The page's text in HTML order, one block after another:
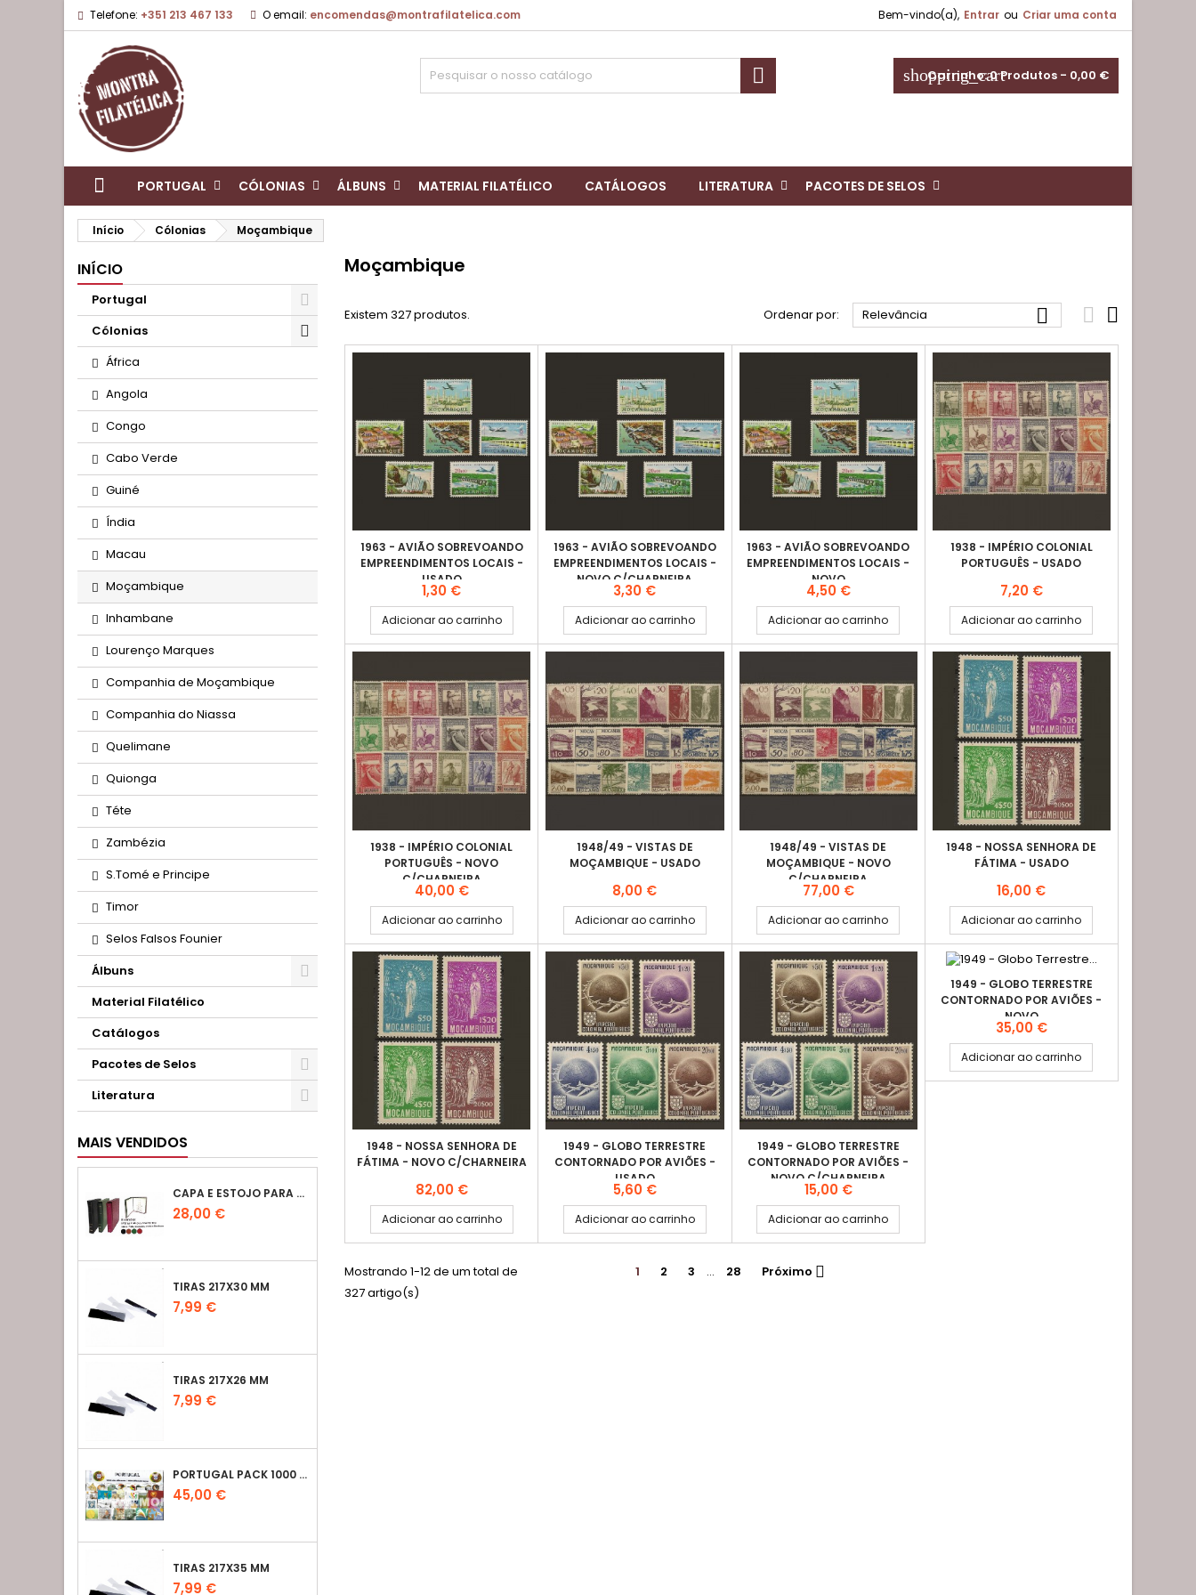
Telefone: +351 213 467 133 O email: encomendas@montrafilatelica.com Bem-vindo(a), Entrar ou Criar uma conta
shopping_cart
Carrinho:0Produtos - 0,00 €

PORTUGAL CÓLONIAS ÁLBUNS MATERIAL FILATÉLICO CATÁLOGOS LITERATURA PACOTES DE SELOS
Início Cólonias Moçambique
INÍCIO
Portugal
Cólonias
África
Angola
Congo
Cabo Verde
Guiné
Índia
Macau
Moçambique
Inhambane
Lourenço Marques
Companhia de Moçambique
Companhia do Niassa
Quelimane
Quionga
Téte
Zambézia
S.Tomé e Principe
Timor
Selos Falsos Founier
Álbuns
Material Filatélico
Catálogos
Pacotes de Selos
Literatura
MAIS VENDIDOS
CAPA E ESTOJO PARA ÁLBUNS PORTUGAL E COLÓNIAS
Preço
28,00 €
TIRAS 217X30 MM
Preço
7,99 €
TIRAS 217X26 MM
Preço
7,99 €
PORTUGAL PACK 1000 SELOS USADOS - USADO
Preço
45,00 €
TIRAS 217X35 MM
Preço
7,99 €
Moçambique
Existem 327 produtos. Ordenar por: Relevância   
1963 - AVIÃO SOBREVOANDO
EMPREENDIMENTOS LOCAIS -
USADO
Preço
1,30 €
Adicionar ao carrinho
1963 - AVIÃO SOBREVOANDO
EMPREENDIMENTOS LOCAIS -
NOVO C/CHARNEIRA
Preço
3,30 €
Adicionar ao carrinho
1963 - AVIÃO SOBREVOANDO
EMPREENDIMENTOS LOCAIS -
NOVO
Preço
4,50 €
Adicionar ao carrinho
1938 - IMPÉRIO COLONIAL
PORTUGUÊS - USADO
Preço
7,20 €
Adicionar ao carrinho
1938 - IMPÉRIO COLONIAL
PORTUGUÊS - NOVO
C/CHARNEIRA
Preço
40,00 €
Adicionar ao carrinho
1948/49 - VISTAS DE
MOÇAMBIQUE - USADO
Preço
8,00 €
Adicionar ao carrinho
1948/49 - VISTAS DE
MOÇAMBIQUE - NOVO
C/CHARNEIRA
Preço
77,00 €
Adicionar ao carrinho
1948 - NOSSA SENHORA DE
FÁTIMA - USADO
Preço
16,00 €
Adicionar ao carrinho
1948 - NOSSA SENHORA DE
FÁTIMA - NOVO C/CHARNEIRA
Preço
82,00 €
Adicionar ao carrinho
1949 - GLOBO TERRESTRE
CONTORNADO POR AVIÕES -
USADO
Preço
5,60 €
Adicionar ao carrinho
1949 - GLOBO TERRESTRE
CONTORNADO POR AVIÕES -
NOVO C/CHARNEIRA
Preço
15,00 €
Adicionar ao carrinho
1949 - GLOBO TERRESTRE
CONTORNADO POR AVIÕES -
NOVO
Preço
35,00 €
Adicionar ao carrinho
Mostrando 1-12 de um total de
327 artigo(s)
1 2 3 … 28 Próximo 